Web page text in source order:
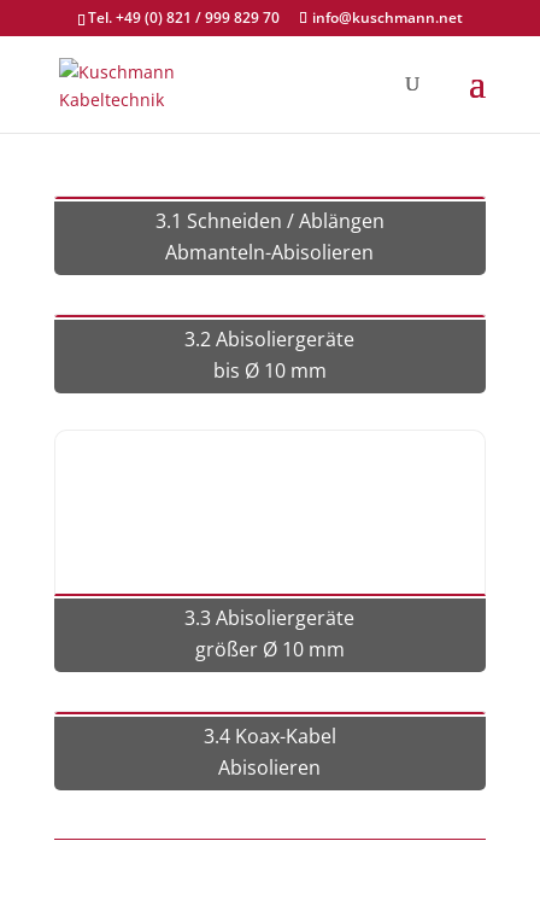
Tel. +49 (0) 821 / 999 829 70 info@kuschmann.net
3.1 Schneiden / Ablängen
Abmanteln-Abisolieren
3.2 Abisoliergeräte
bis Ø 10 mm
3.3 Abisoliergeräte
größer Ø 10 mm
3.4 Koax-Kabel
Abisolieren